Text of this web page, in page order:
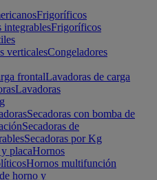
Frigoríficos
Frigoríficos
verticalesCongeladores
frontalLavadoras de carga
Lavadoras
Secadoras con bomba de
Secadoras de
Secadoras por Kg
placaHornos
Hornos multifunción
horno y